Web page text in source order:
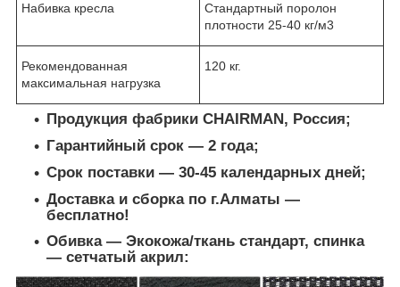
Набивка кресла
Стандартный поролон
плотности 25-40 кг/м3
Рекомендованная
максимальная нагрузка
120 кг.
Продукция фабрики CHAIRMAN, Россия;
Гарантийный срок ― 2 года;
Срок поставки ― 30-45 календарных дней;
Доставка и сборка по г.Алматы ―
бесплатно!
Обивка ― Экокожа/ткань стандарт, спинка
― сетчатый акрил: